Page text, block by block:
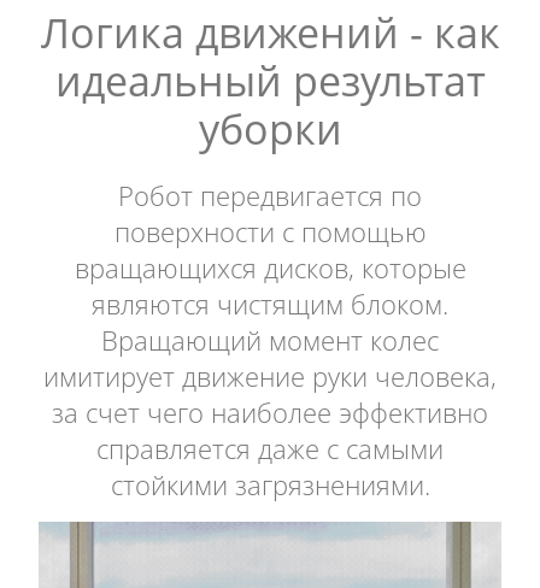
Логика движений - как
идеальный результат
уборки
Робот передвигается по
поверхности с помощью
вращающихся дисков, которые
являются чистящим блоком.
Вращающий момент колес
имитирует движение руки человека,
за счет чего наиболее эффективно
справляется даже с самыми
стойкими загрязнениями.